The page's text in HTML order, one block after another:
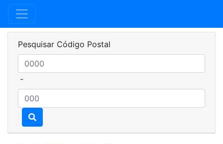
Pesquisar Código Postal
-